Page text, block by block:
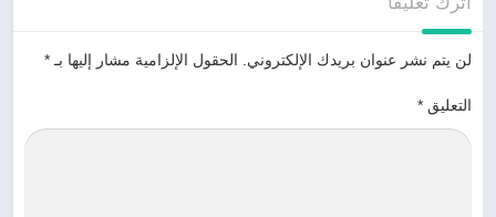
لن يتم نشر عنوان بريدك الإلكتروني. الحقول الإلزامية مشار إليها بـ *
التعليق *